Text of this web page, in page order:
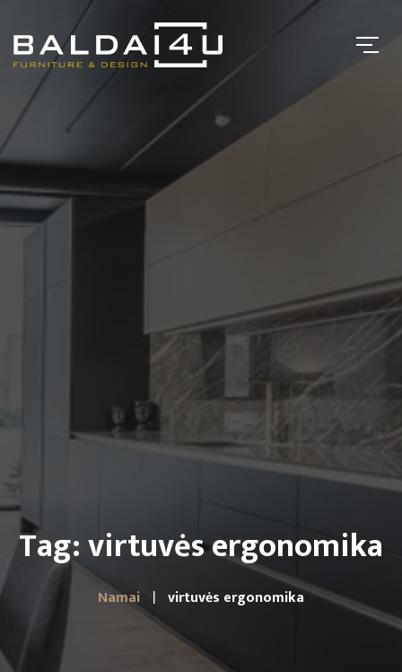
Tag: virtuvės ergonomika
Namai virtuvės ergonomika